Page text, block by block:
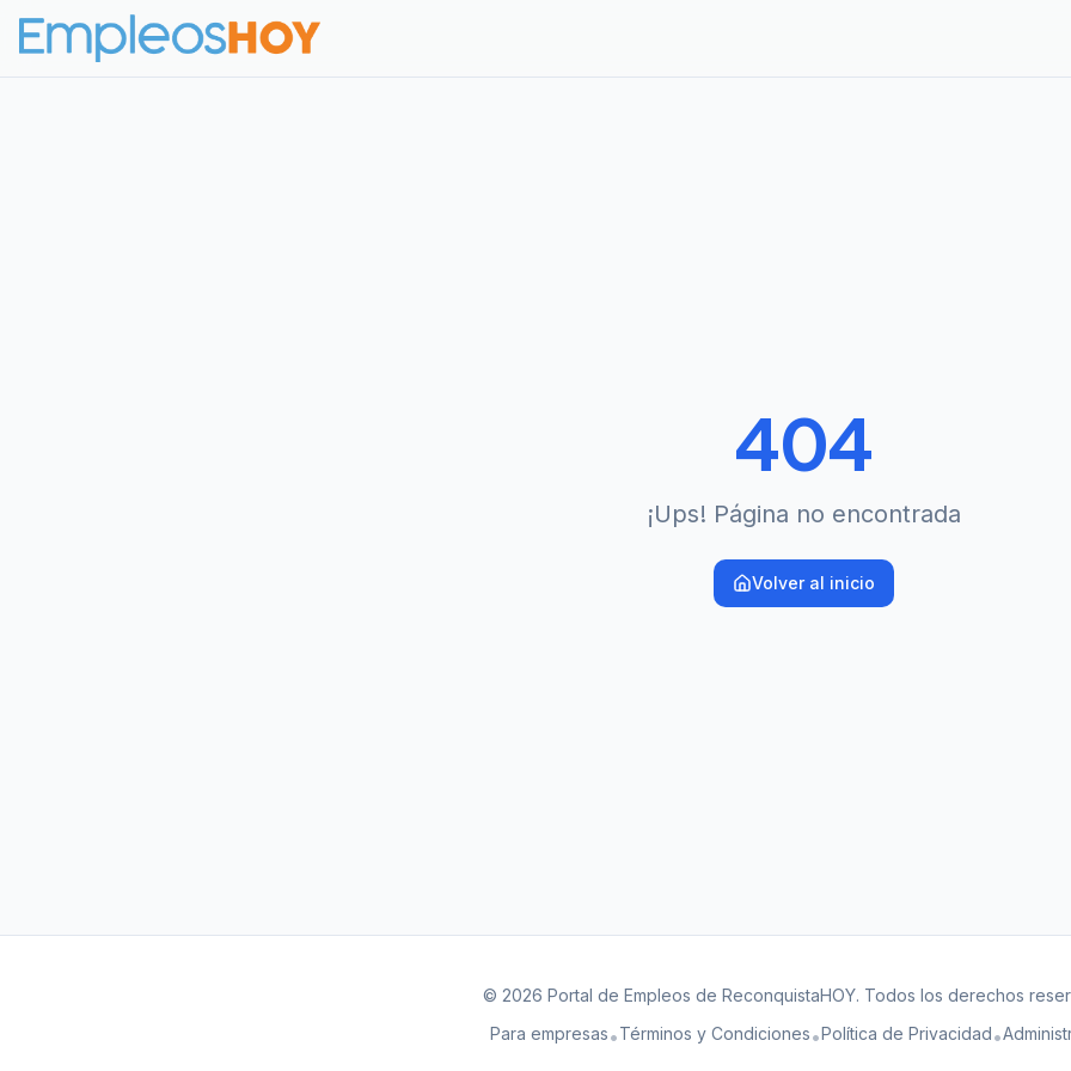
404
¡Ups! Página no encontrada
Volver al inicio
© 2026 Portal de Empleos de ReconquistaHOY. Todos los derechos
Para empresas•Términos y Condiciones•Política de Privacidad•